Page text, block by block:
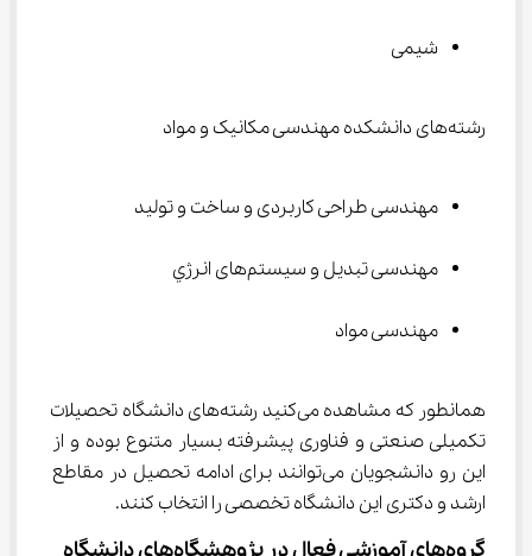
شیمی
رشته‌های دانشکده مهندسی مکانیک و مواد
مهندسی طراحی کاربردی و ساخت و تولید
مهندسی تبدیل و سیستم‌های انرژي
مهندسی مواد
همانطور که مشاهده می‌کنید رشته‌های دانشگاه تحصیلات
تکمیلی صنعتی و فناوری پیشرفته بسیار متنوع بوده و از
این رو دانشجویان می‌توانند برای ادامه تحصیل در مقاطع
ارشد و دکتری این دانشگاه تخصصی را انتخاب کنند.